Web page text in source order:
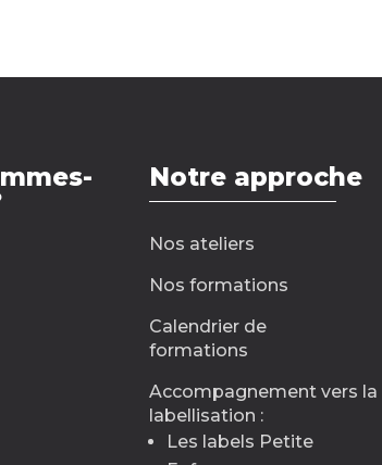
Notre approche
Nos ateliers
Nos formations
Calendrier de
formations
Accompagnement vers la
labellisation :
Les labels Petite